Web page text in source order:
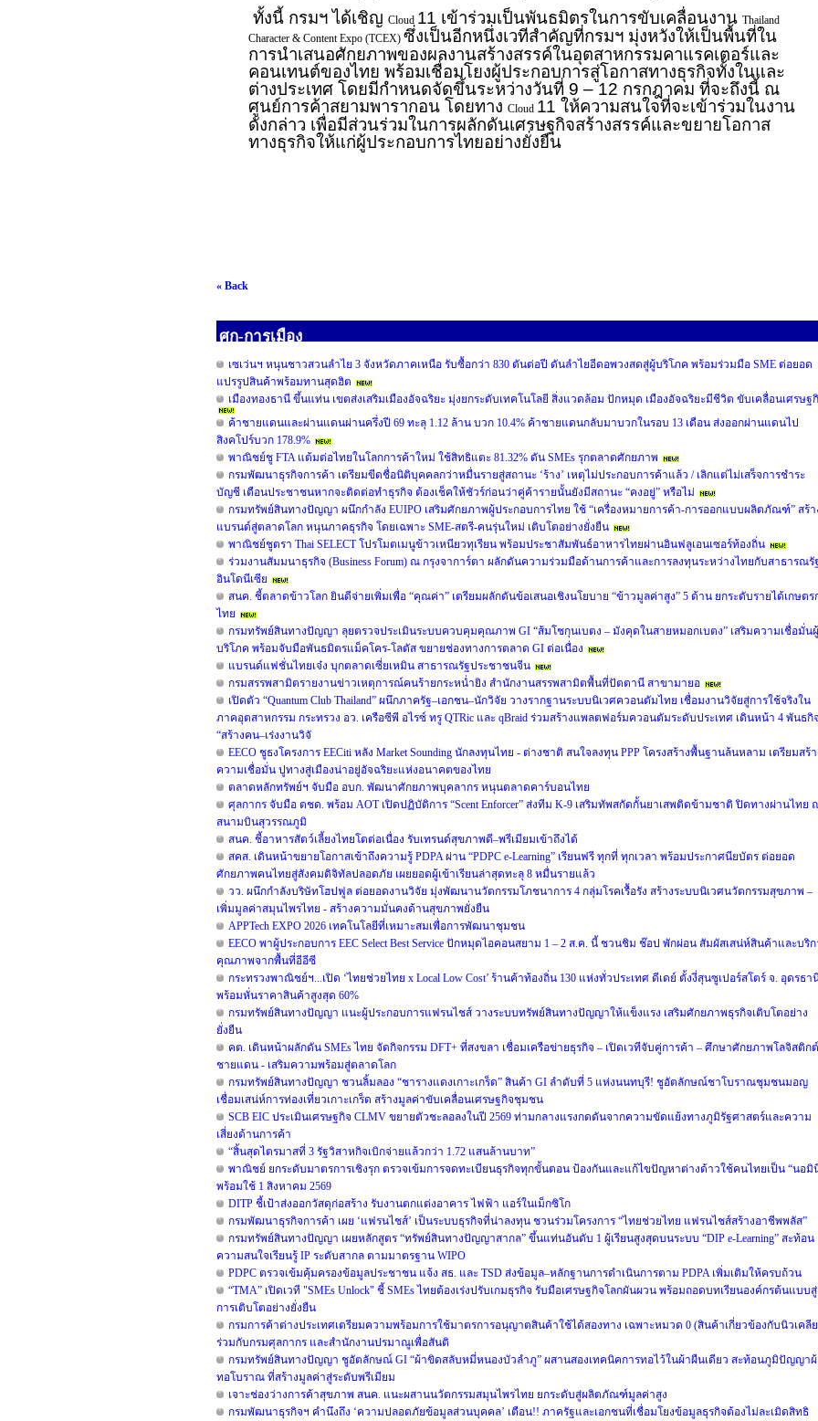
ทั้งนี้ กรมฯ ได้เชิญ Cloud 11 เข้าร่วมเป็นพันธมิตรในการขับเคลื่อนงาน Thailand
Character & Content Expo (TCEX) ซึ่งเป็นอีกหนึ่งเวทีสําคัญที่กรมฯ มุ่งหวังให้เป็นพื้นที่ใน
การนำเสนอศักยภาพของผลงานสร้างสรรค์ในอุตสาหกรรมคาแรคเตอร์และ
คอนเทนต์ของไทย พร้อมเชื่อมโยงผู้ประกอบการสู่โอกาสทางธุรกิจทั้งในและ
ต่างประเทศ โดยมีกำหนดจัดขึ้นระหว่างวันที่ 9 – 12 กรกฎาคม ที่จะถึงนี้ ณ
ศูนย์การค้าสยามพารากอน โดยทาง Cloud 11 ให้ความสนใจที่จะเข้าร่วมในงาน
ดังกล่าว เพื่อมีส่วนร่วมในการผลักดันเศรษฐกิจสร้างสรรค์และขยายโอกาส
ทางธุรกิจให้แก่ผู้ประกอบการไทยอย่างยั่งยืน
« Back
ศก-การเมือง
เซเว่นฯ หนุนชาวสวนลำไย 3 จังหวัดภาคเหนือ รับซื้อกว่า 830 ตันต่อปี ดันลำไยอีดอพวงสดสู่ผู้บริโภค พร้อมร่วมมือ SME ต่อยอด
แปรรูปสินค้าพร้อมทานสุดฮิต
เมืองทองธานี ขึ้นแท่น เขตส่งเสริมเมืองอัจฉริยะ มุ่งยกระดับเทคโนโลยี สิ่งแวดล้อม ปักหมุด เมืองอัจฉริยะมีชีวิต ขับเคลื่อนเศรษฐ
ค้าชายแดนและผ่านแดนผ่านครึ่งปี 69 ทะลุ 1.12 ล้าน บวก 10.4% ค้าชายแดนกลับมาบวกในรอบ 13 เดือน ส่งออกผ่านแดนไป
สิงคโปร์บวก 178.9%
พาณิชย์ชู FTA แต้มต่อไทยในโลกการค้าใหม่ ใช้สิทธิแตะ 81.32% ดัน SMEs รุกตลาดศักยภาพ
กรมพัฒนาธุรกิจการค้า เตรียมขีดชื่อนิติบุคคลกว่าหมื่นรายสู่สถานะ ‘ร้าง’ เหตุไม่ประกอบการค้าแล้ว / เลิกแต่ไม่เสร็จการชำระ
บัญชี เตือนประชาชนหากจะติดต่อทำธุรกิจ ต้องเช็คให้ชัวร์ก่อนว่าคู่ค้ารายนั้นยังมีสถานะ “คงอยู่” หรือไม่
กรมทรัพย์สินทางปัญญา ผนึกกำลัง EUIPO เสริมศักยภาพผู้ประกอบการไทย ใช้ “เครื่องหมายการค้า-การออกแบบผลิตภัณฑ์” สร้า
แบรนด์สู่ตลาดโลก หนุนภาคธุรกิจ โดยเฉพาะ SME-สตรี-คนรุ่นใหม่ เติบโตอย่างยั่งยืน
พาณิชย์ชูตรา Thai SELECT โปรโมตเมนูข้าวเหนียวทุเรียน พร้อมประชาสัมพันธ์อาหารไทยผ่านอินฟลูเอนเซอร์ท้องถิ่น
ร่วมงานสัมมนาธุรกิจ (Business Forum) ณ กรุงจาการ์ตา ผลักดันความร่วมมือด้านการค้าและการลงทุนระหว่างไทยกับสาธารณรั
อินโดนีเซีย
สนค. ชี้ตลาดข้าวโลก ยินดีจ่ายเพิ่มเพื่อ “คุณค่า” เตรียมผลักดันข้อเสนอเชิงนโยบาย “ข้าวมูลค่าสูง” 5 ด้าน ยกระดับรายได้เกษตร
ไทย
กรมทรัพย์สินทางปัญญา ลุยตรวจประเมินระบบควบคุมคุณภาพ GI “ส้มโชกุนเบตง – มังคุดในสายหมอกเบตง” เสริมความเชื่อมั่นผู้
บริโภค พร้อมจับมือพันธมิตรแม็คโคร-โลตัส ขยายช่องทางการตลาด GI ต่อเนื่อง
แบรนด์แฟชั่นไทยเจ๋ง บุกตลาดเซี่ยเหมิน สาธารณรัฐประชาชนจีน
กรมสรรพสามิตรายงานข่าวเหตุการณ์คนร้ายกระหน่ำยิง สำนักงานสรรพสามิตพื้นที่ปัตตานี สาขามายอ
เปิดตัว “Quantum Club Thailand” ผนึกภาครัฐ–เอกชน–นักวิจัย วางรากฐานระบบนิเวศควอนตัมไทย เชื่อมงานวิจัยสู่การใช้จริงใน
ภาคอุตสาหกรรม กระทรวง อว. เครือซีพี อไรซ์ ทรู QTRic และ qBraid ร่วมสร้างแพลตฟอร์มควอนตัมระดับประเทศ เดินหน้า 4 พันธกิจ
“สร้างคน–เร่งงานวิจั
EECO ชูธงโครงการ EECiti หลัง Market Sounding นักลงทุนไทย - ต่างชาติ สนใจลงทุน PPP โครงสร้างพื้นฐานล้นหลาม เตรียมสร้า
ความเชื่อมั่น ปูทางสู่เมืองน่าอยู่อัจฉริยะแห่งอนาคตของไทย
ตลาดหลักทรัพย์ฯ จับมือ อบก. พัฒนาศักยภาพบุคลากร หนุนตลาดคาร์บอนไทย
ศุลกากร จับมือ ตชด. พร้อม AOT เปิดปฏิบัติการ “Scent Enforcer” ส่งทีม K-9 เสริมทัพสกัดกั้นยาเสพติดข้ามชาติ ปิดทางผ่านไทย
สนามบินสุวรรณภูมิ
สนค. ชี้อาหารสัตว์เลี้ยงไทยโตต่อเนื่อง รับเทรนด์สุขภาพดี–พรีเมียมเข้าถึงได้
สคส. เดินหน้าขยายโอกาสเข้าถึงความรู้ PDPA ผ่าน “PDPC e-Learning” เรียนฟรี ทุกที่ ทุกเวลา พร้อมประกาศนียบัตร ต่อยอด
ศักยภาพคนไทยสู่สังคมดิจิทัลปลอดภัย เผยยอดผู้เข้าเรียนล่าสุดทะลุ 8 หมื่นรายแล้ว
วว. ผนึกกำลังบริษัทโฮปฟูล ต่อยอดงานวิจัย มุ่งพัฒนานวัตกรรมโภชนาการ 4 กลุ่มโรคเรื้อรัง สร้างระบบนิเวศนวัตกรรมสุขภาพ –
เพิ่มมูลค่าสมุนไพรไทย - สร้างความมั่นคงด้านสุขภาพยั่งยืน
APPTech EXPO 2026 เทคโนโลยีที่เหมาะสมเพื่อการพัฒนาชุมชน
EECO พาผู้ประกอบการ EEC Select Best Service ปักหมุดไอคอนสยาม 1 – 2 ส.ค. นี้ ชวนชิม ช๊อป พักผ่อน สัมผัสเสน่ห์สินค้าและบริก
คุณภาพจากพื้นที่อีอีซี
กระทรวงพาณิชย์ฯ...เปิด ‘ไทยช่วยไทย x Local Low Cost’ ร้านค้าท้องถิ่น 130 แห่งทั่วประเทศ ดีเดย์ ตั้งงี่สุนซูเปอร์สโตร์ จ. อุดรธา
พร้อมหั่นราคาสินค้าสูงสุด 60%
กรมทรัพย์สินทางปัญญา แนะผู้ประกอบการแฟรนไชส์ วางระบบทรัพย์สินทางปัญญาให้แข็งแรง เสริมศักยภาพธุรกิจเติบโตอย่าง
ยั่งยืน
คต. เดินหน้าผลักดัน SMEs ไทย จัดกิจกรรม DFT+ ที่สงขลา เชื่อมเครือข่ายธุรกิจ – เปิดเวทีจับคู่การค้า – ศึกษาศักยภาพโลจิสติกต์
ชายแดน - เสริมความพร้อมสู่ตลาดโลก
กรมทรัพย์สินทางปัญญา ชวนลิ้มลอง “ชารางแดงเกาะเกร็ด” สินค้า GI ลำดับที่ 5 แห่งนนทบุรี! ชูอัตลักษณ์ชาโบราณชุมชนมอญ
เชื่อมเสน่ห์การท่องเที่ยวเกาะเกร็ด สร้างมูลค่าขับเคลื่อนเศรษฐกิจชุมชน
SCB EIC ประเมินเศรษฐกิจ CLMV ขยายตัวชะลอลงในปี 2569 ท่ามกลางแรงกดดันจากความขัดแย้งทางภูมิรัฐศาสตร์และความ
เสี่ยงด้านการค้า
“สิ้นสุดไตรมาสที่ 3 รัฐวิสาหกิจเบิกจ่ายแล้วกว่า 1.72 แสนล้านบาท”
พาณิชย์ ยกระดับมาตรการเชิงรุก ตรวจเข้มการจดทะเบียนธุรกิจทุกขั้นตอน ป้องกันและแก้ไขปัญหาต่างด้าวใช้คนไทยเป็น “นอมิ
พร้อมใช้ 1 สิงหาคม 2569
DITP ชี้เป้าส่งออกวัสดุก่อสร้าง รับงานตกแต่งอาคาร ไฟฟ้า แอร์ในเม็กซิโก
กรมพัฒนาธุรกิจการค้า เผย ‘แฟรนไชส์’ เป็นระบบธุรกิจที่น่าลงทุน ชวนร่วมโครงการ “ไทยช่วยไทย แฟรนไชส์สร้างอาชีพพลัส”
กรมทรัพย์สินทางปัญญา เผยหลักสูตร “ทรัพย์สินทางปัญญาสากล” ขึ้นแท่นอันดับ 1 ผู้เรียนสูงสุดบนระบบ “DIP e-Learning” สะท้อน
ความสนใจเรียนรู้ IP ระดับสากล ตามมาตรฐาน WIPO
PDPC ตรวจเข้มคุ้มครองข้อมูลประชาชน แจ้ง สธ. และ TSD ส่งข้อมูล–หลักฐานการดำเนินการตาม PDPA เพิ่มเติมให้ครบถ้วน
“TMA” เปิดเวที "SMEs Unlock" ชี้ SMEs ไทยต้องเร่งปรับเกมธุรกิจ รับมือเศรษฐกิจโลกผันผวน พร้อมถอดบทเรียนองค์กรต้นแบบสู่
การเติบโตอย่างยั่งยืน
กรมการค้าต่างประเทศเตรียมความพร้อมการใช้มาตรการอนุญาตสินค้าใช้ได้สองทาง เฉพาะหมวด 0 (สินค้าเกี่ยวข้องกับนิวเคลี
ร่วมกับกรมศุลกากร และสำนักงานปรมาณูเพื่อสันติ
กรมทรัพย์สินทางปัญญา ชูอัตลักษณ์ GI “ผ้าขิดสลับหมี่หนองบัวลำภู” ผสานสองเทคนิคการทอไว้ในผ้าผืนเดียว สะท้อนภูมิปัญญาผ้
ทอโบราณ ที่สร้างมูลค่าสู่ระดับพรีเมียม
เจาะช่องว่างการค้าสุขภาพ สนค. แนะผสานนวัตกรรมสมุนไพรไทย ยกระดับสู่ผลิตภัณฑ์มูลค่าสูง
กรมพัฒนาธุรกิจฯ คำนึงถึง ‘ความปลอดภัยข้อมูลส่วนบุคคล’ เตือน!! ภาครัฐและเอกชนที่เชื่อมโยงข้อมูลธุรกิจต้องไม่ละเมิดสิทธิ